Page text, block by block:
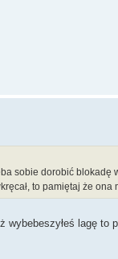
sobie dorobić
to pamiętaj że ona
wybebeszyłeś lagę